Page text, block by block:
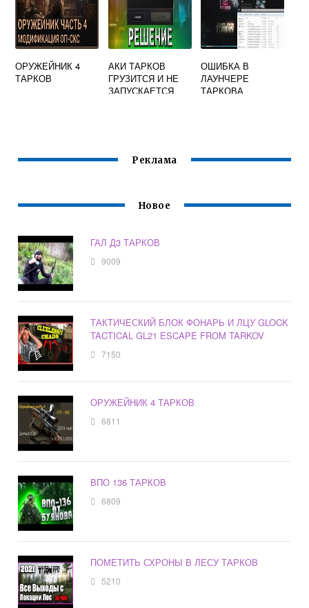
ОРУЖЕЙНИК 4
ТАРКОВ
АКИ ТАРКОВ
ГРУЗИТСЯ И НЕ
ЗАПУСКАЕТСЯ
ОШИБКА В
ЛАУНЧЕРЕ
ТАРКОВА
Реклама
Новое
ГАЛ Д3 ТАРКОВ
9009
ТАКТИЧЕСКИЙ БЛОК ФОНАРЬ И ЛЦУ GLOCK
TACTICAL GL21 ESCAPE FROM TARKOV
7150
ОРУЖЕЙНИК 4 ТАРКОВ
6811
ВПО 136 ТАРКОВ
6809
ПОМЕТИТЬ СХРОНЫ В ЛЕСУ ТАРКОВ
5210